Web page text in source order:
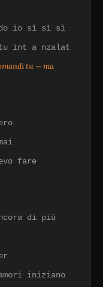
io sì sì sì
tu int a nzalat
tu — ma
fare
di più
iniziano